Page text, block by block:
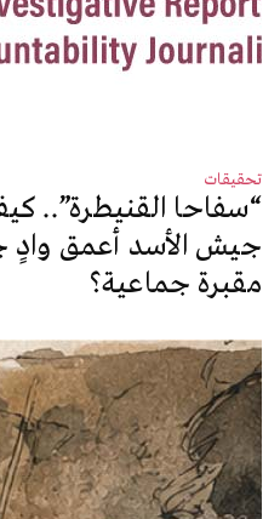
تحقيقات
“سفاحا القنيطرة”..
جيش الأسد أعمق وادٍ
مقبرة جماعية؟